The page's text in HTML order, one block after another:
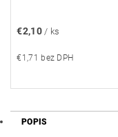
€2,10 / ks
€1,71 bez DPH
POPIS